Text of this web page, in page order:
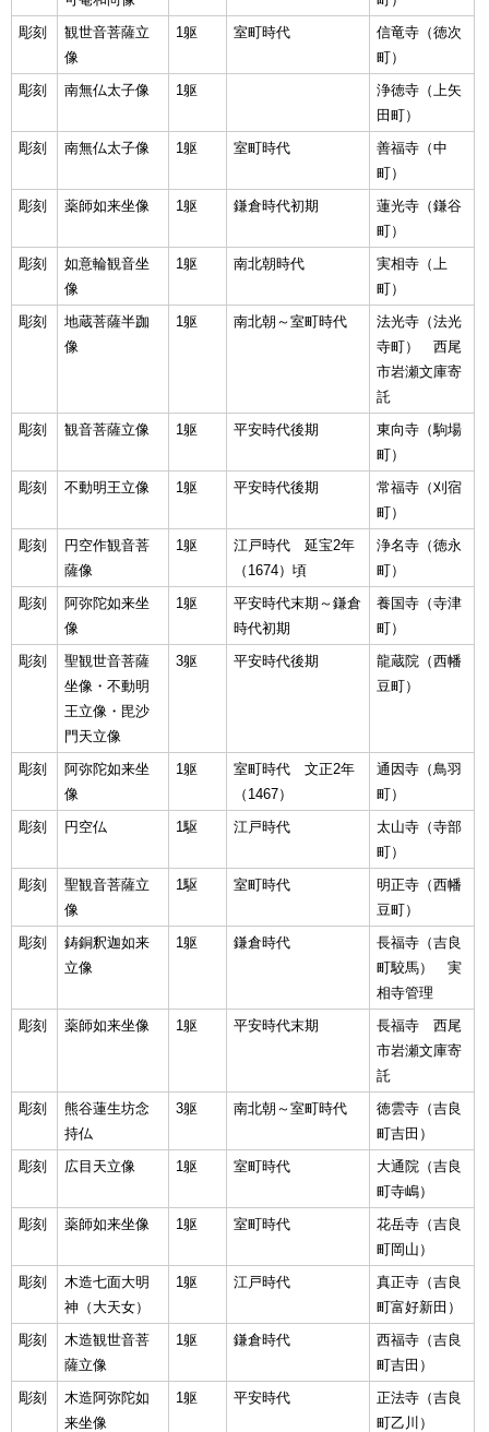
彫刻
観世音菩薩立
像
1躯 室町時代
信竜寺（徳次
町）
彫刻
南無仏太子像 1躯
浄徳寺（上矢
田町）
彫刻
南無仏太子像 1躯 室町時代
善福寺（中
町）
彫刻
薬師如来坐像 1躯 鎌倉時代初期
蓮光寺（鎌谷
町）
彫刻
如意輪観音坐
像
1躯 南北朝時代
実相寺（上
町）
彫刻
地蔵菩薩半跏
像
1躯 南北朝～室町時代
法光寺（法光
寺町） 西尾
市岩瀬文庫寄
託
彫刻
観音菩薩立像 1躯 平安時代後期
東向寺（駒場
町）
彫刻
不動明王立像 1躯 平安時代後期
常福寺（刈宿
町）
彫刻
円空作観音菩
薩像
1躯
江戸時代 延宝2年
（1674）頃
浄名寺（徳永
町）
彫刻
阿弥陀如来坐
像
1躯
平安時代末期～鎌倉
時代初期
養国寺（寺津
町）
彫刻
聖観世音菩薩
坐像・不動明
王立像・毘沙
門天立像
3躯 平安時代後期
龍蔵院（西幡
豆町）
彫刻
阿弥陀如来坐
像
1躯
室町時代 文正2年
（1467）
通因寺（鳥羽
町）
彫刻
円空仏 1駆 江戸時代
太山寺（寺部
町）
彫刻
聖観音菩薩立
像
1駆 室町時代
明正寺（西幡
豆町）
彫刻
鋳銅釈迦如来
立像
1躯 鎌倉時代
長福寺（吉良
町駮馬） 実
相寺管理
彫刻
薬師如来坐像 1躯 平安時代末期
長福寺 西尾
市岩瀬文庫寄
託
彫刻
熊谷蓮生坊念
持仏
3躯 南北朝～室町時代
徳雲寺（吉良
町吉田）
彫刻
広目天立像 1躯 室町時代
大通院（吉良
町寺嶋）
彫刻
薬師如来坐像 1躯 室町時代
花岳寺（吉良
町岡山）
彫刻
木造七面大明
神（大天女）
1躯 江戸時代
真正寺（吉良
町富好新田）
彫刻
木造観世音菩
薩立像
1躯 鎌倉時代
西福寺（吉良
町吉田）
彫刻
木造阿弥陀如
来坐像
1躯 平安時代
正法寺（吉良
町乙川）